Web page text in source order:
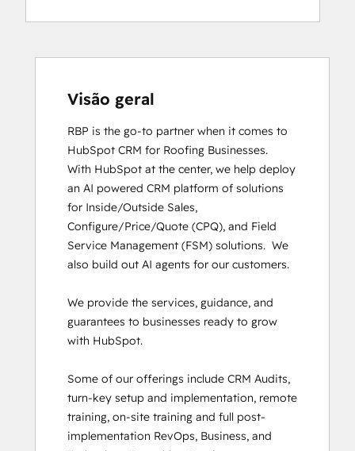
Digital Marketing
HubSpot CMS for Developers II
HubSpot Marketing Hub Software
Certification
HubSpot Reporting
HubSpot Solutions Partner
HubSpot Trainer Certification
Inbound
Inbound Marketing
Inbound Marketing
Inbound Sales
Objectives-Based Onboarding
RevOps Bootcamp
Sales Enablement
SEO
Service Hub Software
Social Media Marketing Certification
Course
Social Media Marketing Certification II
Visão geral
RBP is the go-to partner when it comes to
HubSpot CRM for Roofing Businesses.
With HubSpot at the center, we help deploy
an AI powered CRM platform of solutions
for Inside/Outside Sales,
Configure/Price/Quote (CPQ), and Field
Service Management (FSM) solutions.  We
also build out AI agents for our customers.
We provide the services, guidance, and
guarantees to businesses ready to grow
with HubSpot.
Some of our offerings include CRM Audits,
turn-key setup and implementation, remote
training, on-site training and full post-
implementation RevOps, Business, and